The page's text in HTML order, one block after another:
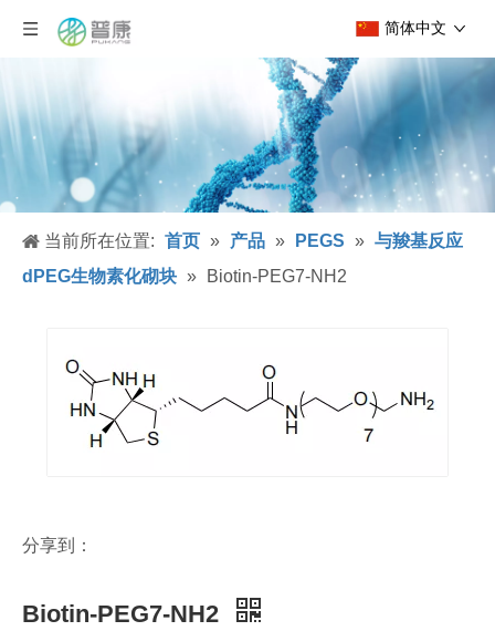
简体中文
当前所在位置: 首页 » 产品 » PEGS » 与羧基反应
dPEG生物素化砌块 » Biotin-PEG7-NH2
分享到：
Biotin-PEG7-NH2